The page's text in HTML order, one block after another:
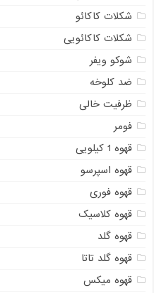
شکلات کاکائو
شکلات کاکائویی
شوکو ویفر
ضد کلوخه
ظرفیت خالی
فومر
قهوه 1 کیلویی
قهوه اسپرسو
قهوه فوری
قهوه کلاسیک
قهوه گلد
قهوه گلد تاتا
قهوه میکس